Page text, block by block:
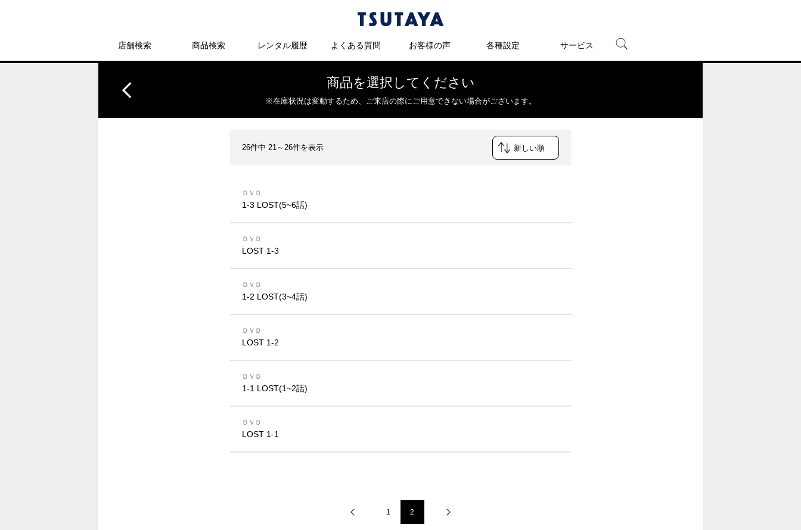
店舗検索 商品検索 レンタル履歴 よくある質問 お客様の声 各種設定 サービス
商品を選択してください
※在庫状況は変動するため、 ご来店の際にご用意できない場合がございます。
26件中 21～26件を表示
ＤＶＤ
1-3 LOST(5~6話)
ＤＶＤ
LOST 1-3
ＤＶＤ
1-2 LOST(3~4話)
ＤＶＤ
LOST 1-2
ＤＶＤ
1-1 LOST(1~2話)
ＤＶＤ
LOST 1-1
1 2